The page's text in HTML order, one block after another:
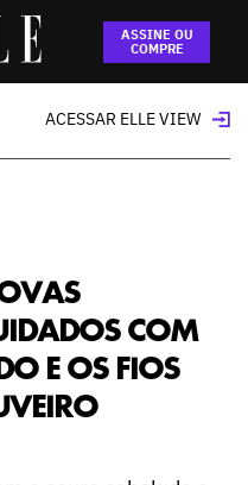
ASSINE OU
COMPRE
categorias de cuidados
o chuveiro
ACESSAR ELLE VIEW
COM
E OS FIOS